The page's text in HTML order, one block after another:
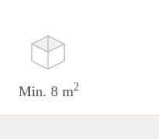
Min. 8 m2